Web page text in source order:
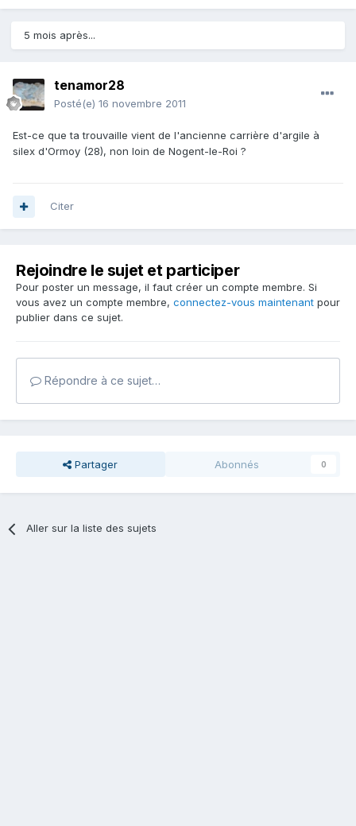
5 mois après...
tenamor28
Posté(e) 16 novembre 2011
Est-ce que ta trouvaille vient de l'ancienne carrière d'argile à
silex d'Ormoy (28), non loin de Nogent-le-Roi ?
Citer
Rejoindre le sujet et participer
Pour poster un message, il faut créer un compte membre. Si
vous avez un compte membre, connectez-vous maintenant pour
publier dans ce sujet.
Répondre à ce sujet…
Partager Abonnés 0
Aller sur la liste des sujets